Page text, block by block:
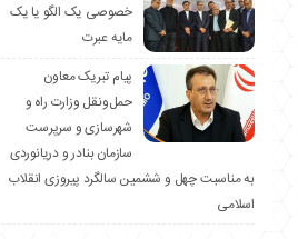
خصوصی یک الگو یا یک
مایه عبرت
️پیام تبریک معاون
حمل‌ونقل وزارت راه و
شهرسازی و سرپرست
سازمان بنادر و دریانوردی
به مناسبت چهل و ششمین سالگرد پیروزی انقلاب
اسلامی